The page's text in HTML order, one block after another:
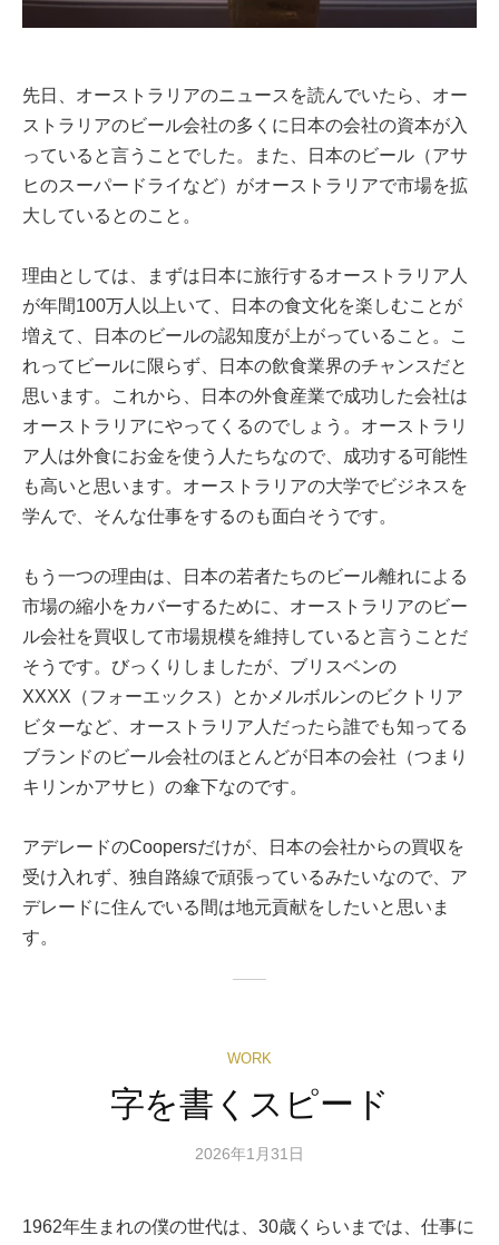
先日、オーストラリアのニュースを読んでいたら、オー
ストラリアのビール会社の多くに日本の会社の資本が入
っていると言うことでした。また、日本のビール（アサ
ヒのスーパードライなど）がオーストラリアで市場を拡
大しているとのこと。
理由としては、まずは日本に旅行するオーストラリア人
が年間100万人以上いて、日本の食文化を楽しむことが
増えて、日本のビールの認知度が上がっていること。こ
れってビールに限らず、日本の飲食業界のチャンスだと
思います。これから、日本の外食産業で成功した会社は
オーストラリアにやってくるのでしょう。オーストラリ
ア人は外食にお金を使う人たちなので、成功する可能性
も高いと思います。オーストラリアの大学でビジネスを
学んで、そんな仕事をするのも面白そうです。
もう一つの理由は、日本の若者たちのビール離れによる
市場の縮小をカバーするために、オーストラリアのビー
ル会社を買収して市場規模を維持していると言うことだ
そうです。びっくりしましたが、ブリスベンの
XXXX（フォーエックス）とかメルボルンのビクトリア
ビターなど、オーストラリア人だったら誰でも知ってる
ブランドのビール会社のほとんどが日本の会社（つまり
キリンかアサヒ）の傘下なのです。
アデレードのCoopersだけが、日本の会社からの買収を
受け入れず、独自路線で頑張っているみたいなので、ア
デレードに住んでいる間は地元貢献をしたいと思いま
す。
WORK
字を書くスピード
2026年1月31日
1962年生まれの僕の世代は、30歳くらいまでは、仕事に